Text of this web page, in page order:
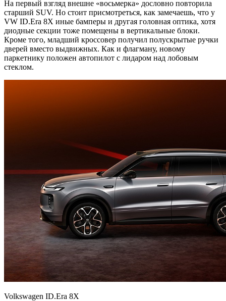
На первый взгляд внешне «восьмерка» дословно повторила
старший SUV. Но стоит присмотреться, как замечаешь, что у
VW ID.Era 8X иные бамперы и другая головная оптика, хотя
диодные секции тоже помещены в вертикальные блоки.
Кроме того, младший кроссовер получил полускрытые ручки
дверей вместо выдвижных. Как и флагману, новому
паркетнику положен автопилот с лидаром над лобовым
стеклом.
Volkswagen ID.Era 8X